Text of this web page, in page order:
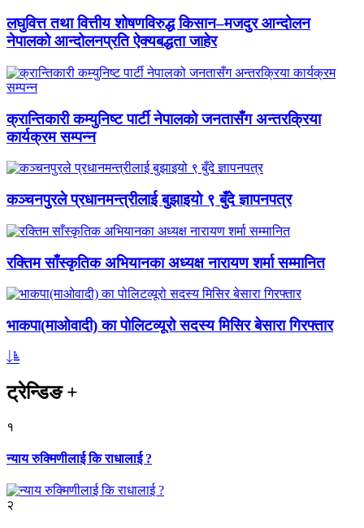
लघुवित्त तथा वित्तीय शोषणविरुद्ध किसान–मजदुर आन्दोलन
नेपालको आन्दोलनप्रति ऐक्यबद्धता जाहेर
क्रान्तिकारी कम्युनिष्ट पार्टी नेपालको जनतासँग अन्तरक्रिया
कार्यक्रम सम्पन्न
कञ्चनपुरले प्रधानमन्त्रीलाई बुझाइयो ९ बुँदे ज्ञापनपत्र
रक्तिम साँस्कृतिक अभियानका अध्यक्ष नारायण शर्मा सम्मानित
भाकपा(माओवादी) का पोलिटव्यूरो सदस्य मिसिर बेसारा गिरफ्तार
ट्रेन्डिङ+
१
न्याय रुक्मिणीलाई कि राधालाई ?
२